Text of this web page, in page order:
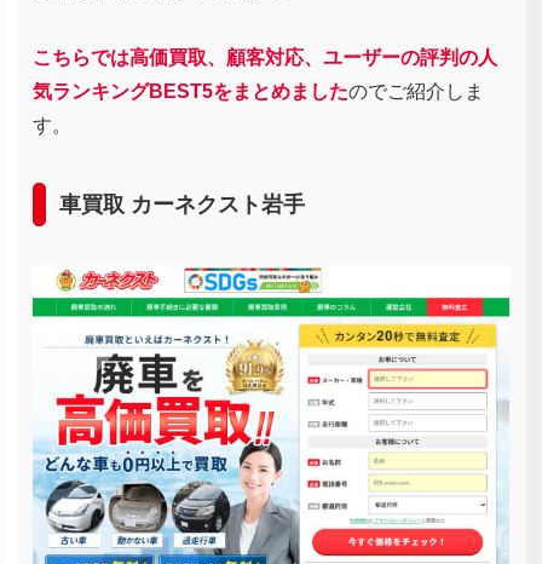
こちらでは高価買取、顧客対応、ユーザーの評判の人
気ランキングBEST5をまとめましたのでご紹介しま
す。
車買取 カーネクスト岩手